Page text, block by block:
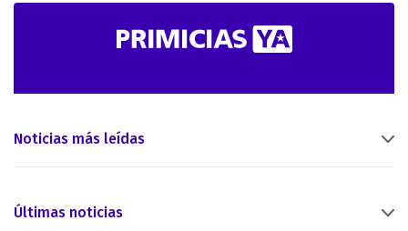
Noticias más leídas
Últimas noticias